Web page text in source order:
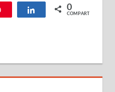
Guatemala
Compartir
0
COMPARTIR